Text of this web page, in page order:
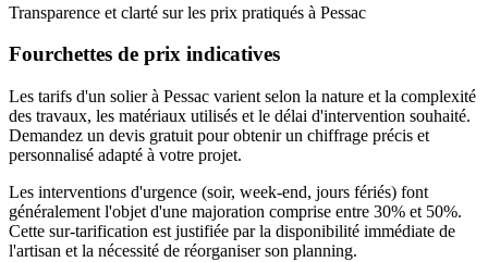
Transparence et clarté sur les prix pratiqués à Pessac
Fourchettes de prix indicatives
Les tarifs d'un solier à Pessac varient selon la nature et la complexité
des travaux, les matériaux utilisés et le délai d'intervention souhaité.
Demandez un devis gratuit pour obtenir un chiffrage précis et
personnalisé adapté à votre projet.
Les interventions d'urgence (soir, week-end, jours fériés) font
généralement l'objet d'une majoration comprise entre 30% et 50%.
Cette sur-tarification est justifiée par la disponibilité immédiate de
l'artisan et la nécessité de réorganiser son planning.